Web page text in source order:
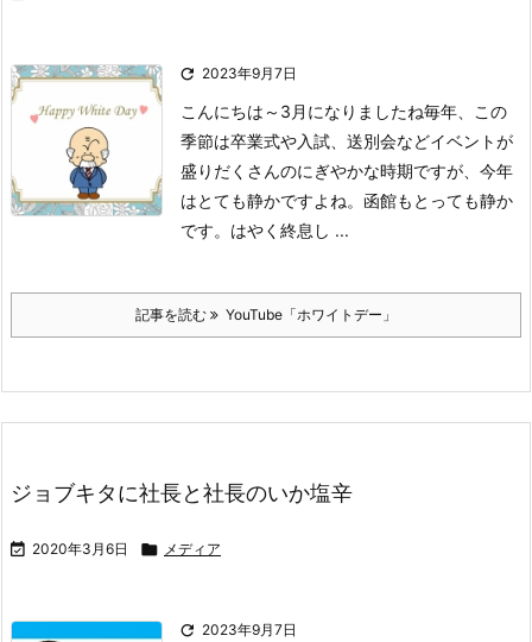
 2023年9月7日
こんにちは～ 3月になりましたね毎年、この
季節は卒業式や入試、送別会などイベントが
盛りだくさんのにぎやかな時期ですが、今年
はとても静かですよね。 函館もとっても静か
です。 はやく終息し ...
記事を読む YouTube「ホワイトデー」
ジョブキタに社長と社長のいか塩辛
 2020年3月6日  メディア
 2023年9月7日